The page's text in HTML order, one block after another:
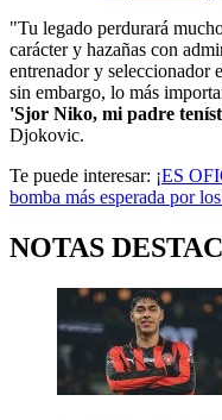
"Tu legado perdurará
carácter y hazañas con
entrenador y seleccionador
sin embargo, lo más
'Sjor Niko, mi padre
Djokovic.
Te puede interesar: ¡ES
bomba más esperada por
NOTAS